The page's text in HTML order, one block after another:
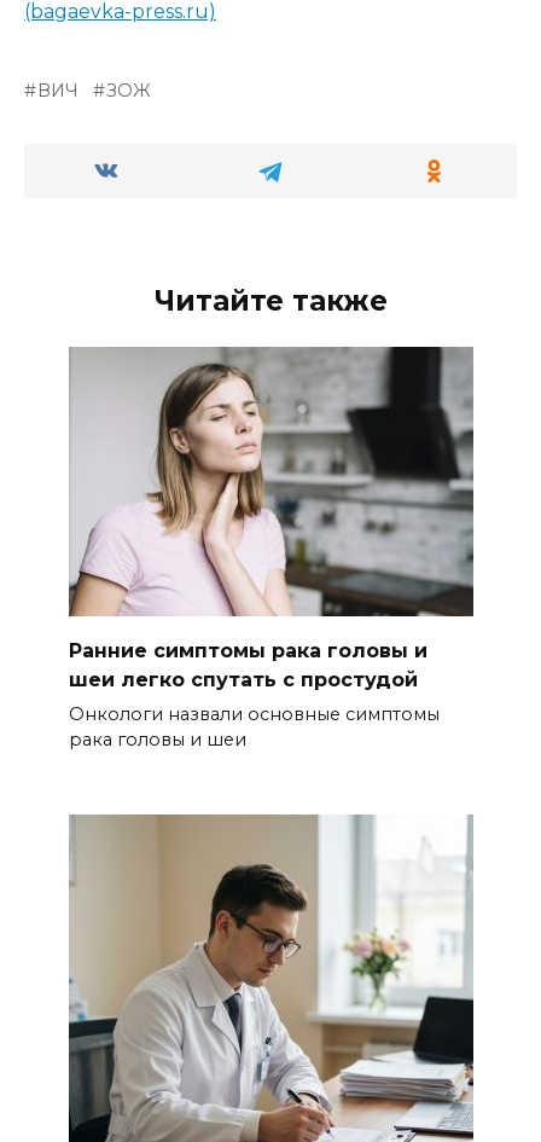
(bagaevka-press.ru)
ВИЧ ЗОЖ
Читайте также
Ранние симптомы рака головы и
шеи легко спутать с простудой
Онкологи назвали основные симптомы
рака головы и шеи